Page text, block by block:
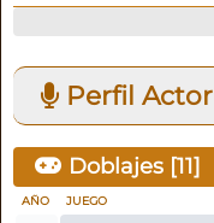
Perfil Actor
Doblajes [11]
AÑO JUEGO